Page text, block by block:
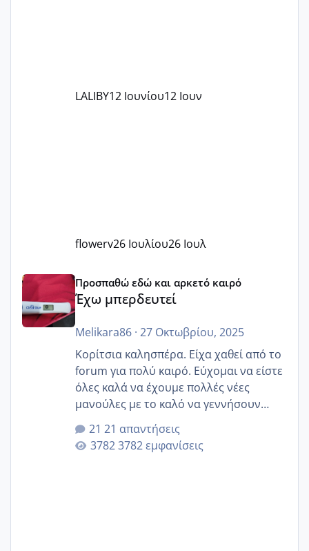
LALIBY12 Ιουνίου12 Ιουν
flowerv26 Ιουλίου26 Ιουλ
Έχω μπερδευτεί
Προσπαθώ εδώ και αρκετό καιρό
Έχω μπερδευτεί
Melikara86· 27 Οκτωβρίου, 2025
Κορίτσια καλησπέρα. Είχα χαθεί από το
forum για πολύ καιρό. Εύχομαι να είστε
όλες καλά να έχουμε πολλές νέες
μανούλες με το καλό να γεννήσουν
αυτές που ήδη περιμένουν. Να πάρουν
γερα μωράκια στην αγκαλίτσα τους
🙏🏼🙏🏼 Ας πάμε λοιπόν στο θέμα μου.
21 απαντήσεις
3782 εμφανίσεις